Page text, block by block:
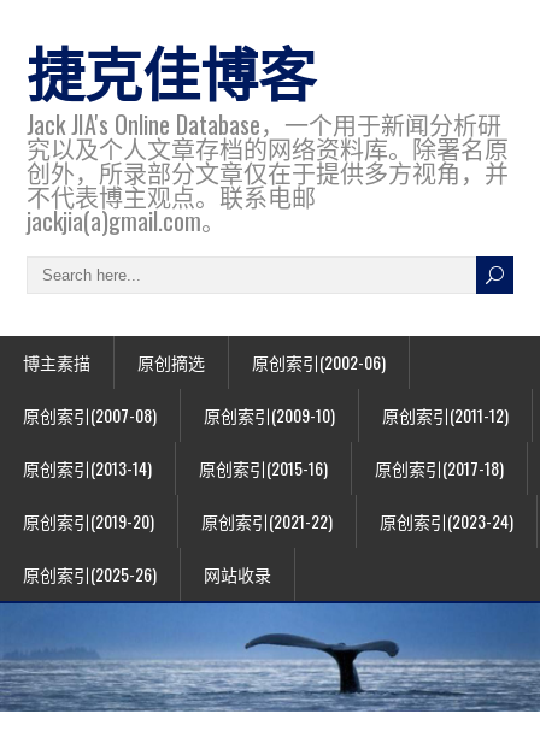
捷克佳博客
Jack JIA's Online Database，一个用于新闻分析研
究以及个人文章存档的网络资料库。除署名原
创外，所录部分文章仅在于提供多方视角，并
不代表博主观点。联系电邮
jackjia(a)gmail.com。
博主素描 原创摘选 原创索引(2002-06)
原创索引(2007-08) 原创索引(2009-10) 原创索引(2011-12)
原创索引(2013-14) 原创索引(2015-16) 原创索引(2017-18)
原创索引(2019-20) 原创索引(2021-22) 原创索引(2023-24)
原创索引(2025-26) 网站收录